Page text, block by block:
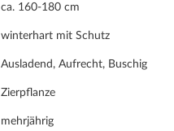
ca. 160-180 cm
winterhart mit Schutz
Ausladend, Aufrecht, Buschig
Zierpflanze
mehrjährig